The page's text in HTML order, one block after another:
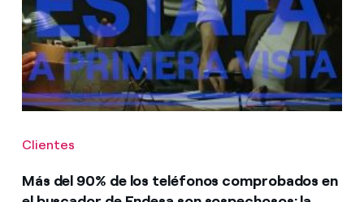
Clientes
Más del 90% de los teléfonos comprobados en